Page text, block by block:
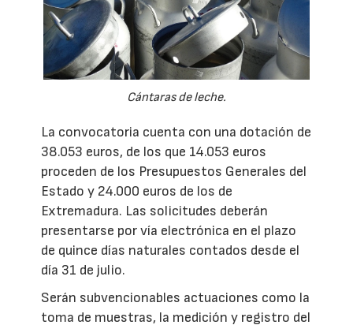
Cántaras de leche.
La convocatoria cuenta con una dotación de
38.053 euros, de los que 14.053 euros
proceden de los Presupuestos Generales del
Estado y 24.000 euros de los de
Extremadura. Las solicitudes deberán
presentarse por vía electrónica en el plazo
de quince días naturales contados desde el
día 31 de julio.
Serán subvencionables actuaciones como la
toma de muestras, la medición y registro del